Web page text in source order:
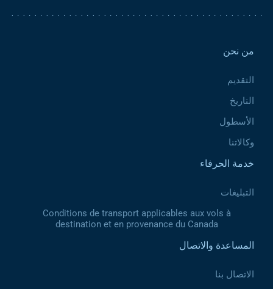
من نحن
التقديم
التاريخ
الأسطول
وكالاتنا
خدمة الحرفاء
التبليغات
Conditions de transport applicables aux vols à
destination et en provenance du Canada
المساعدة والاتصال
الاتصال بنا